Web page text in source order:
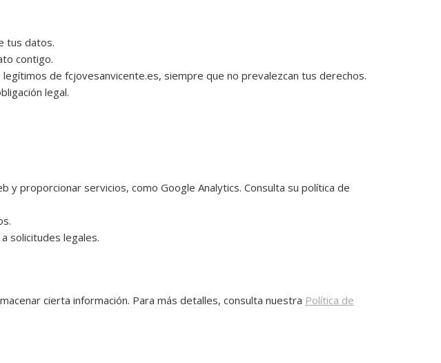
tus datos.
contigo.
de fcjovesanvicente.es, siempre que no prevalezcan tus derechos.
legal.
proporcionar servicios, como Google Analytics. Consulta su política de
solicitudes legales.
cierta información. Para más detalles, consulta nuestra Política de